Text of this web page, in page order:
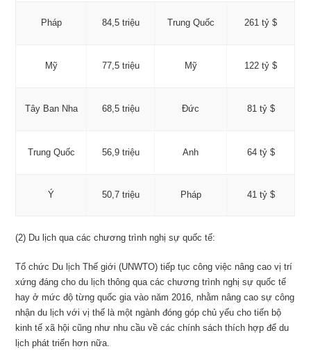
Pháp 84,5 triệu Trung Quốc 261 tỷ $
Mỹ 77,5 triệu Mỹ 122 tỷ $
Tây Ban Nha 68,5 triệu Đức 81 tỷ $
Trung Quốc 56,9 triệu Anh 64 tỷ $
Ý 50,7 triệu Pháp 41 tỷ $
(2) Du lịch qua các chương trình nghị sự quốc tế:
Tổ chức Du lịch Thế giới (UNWTO) tiếp tục công việc nâng cao vị trí
xứng đáng cho du lịch thông qua các chương trình nghị sự quốc tế
hay ở mức độ từng quốc gia vào năm 2016, nhằm nâng cao sự công
nhận du lịch với vị thế là một ngành đóng góp chủ yếu cho tiến bộ
kinh tế xã hội cũng như nhu cầu về các chính sách thích hợp để du
lịch phát triển hơn nữa.